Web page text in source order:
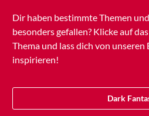
Dir haben bestimmte Themen
besonders gefallen? Klicke auf
Thema und lass dich von unseren
inspirieren!
Dark